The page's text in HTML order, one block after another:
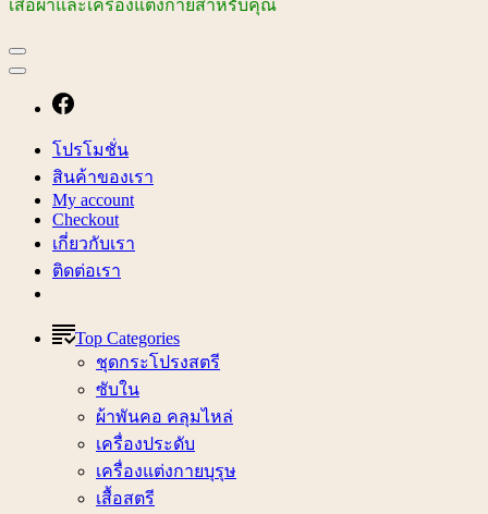
เสื้อผ้าและเครื่องแต่งกายสำหรับคุณ
โปรโมชั่น
สินค้าของเรา
My account
Checkout
เกี่ยวกับเรา
ติดต่อเรา
Top Categories
ชุดกระโปรงสตรี
ซับใน
ผ้าพันคอ คลุมไหล่
เครื่องประดับ
เครื่องแต่งกายบุรุษ
เสื้อสตรี